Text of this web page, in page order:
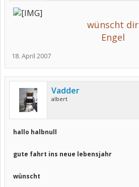
wünscht dir
Engel
18. April 2007
Vadder
albert
hallo halbnull
gute fahrt ins neue lebensjahr
wünscht